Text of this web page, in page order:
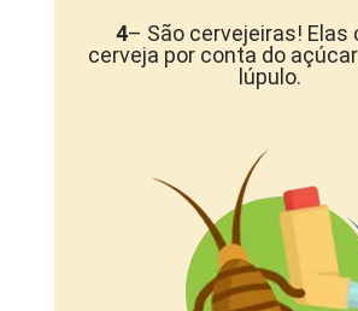
4– São cervejeiras! Elas
cerveja por conta do
lúpulo.